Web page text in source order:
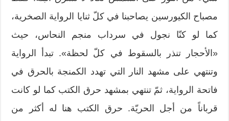
مصباح الكيورسين يصاحبنا في كلّ ثنايا الرواية الصخرية،
كما لو كنّا نجول في سرداب منجم النحاس، حيث
«الأحجار تنذر بالسقوط في كلّ لحظة». تبدأ الرواية
وتنتهي على مشهد النار التي تهدد الكمنجة بالحرق في
فاتحة الرواية، ثمّ تنتهي بمشهد حرق الكتب كما لو كانت
قرباناً من أجل الحريّة. حرق الكتب هنا له أكثر من